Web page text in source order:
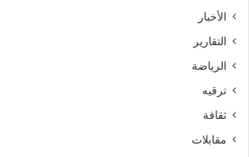
الأخبار
التقارير
الرياضة
ترقيه
ثقافة
مقابلات